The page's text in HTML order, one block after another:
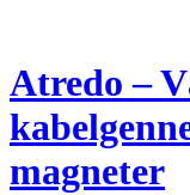
Atredo –
magneter